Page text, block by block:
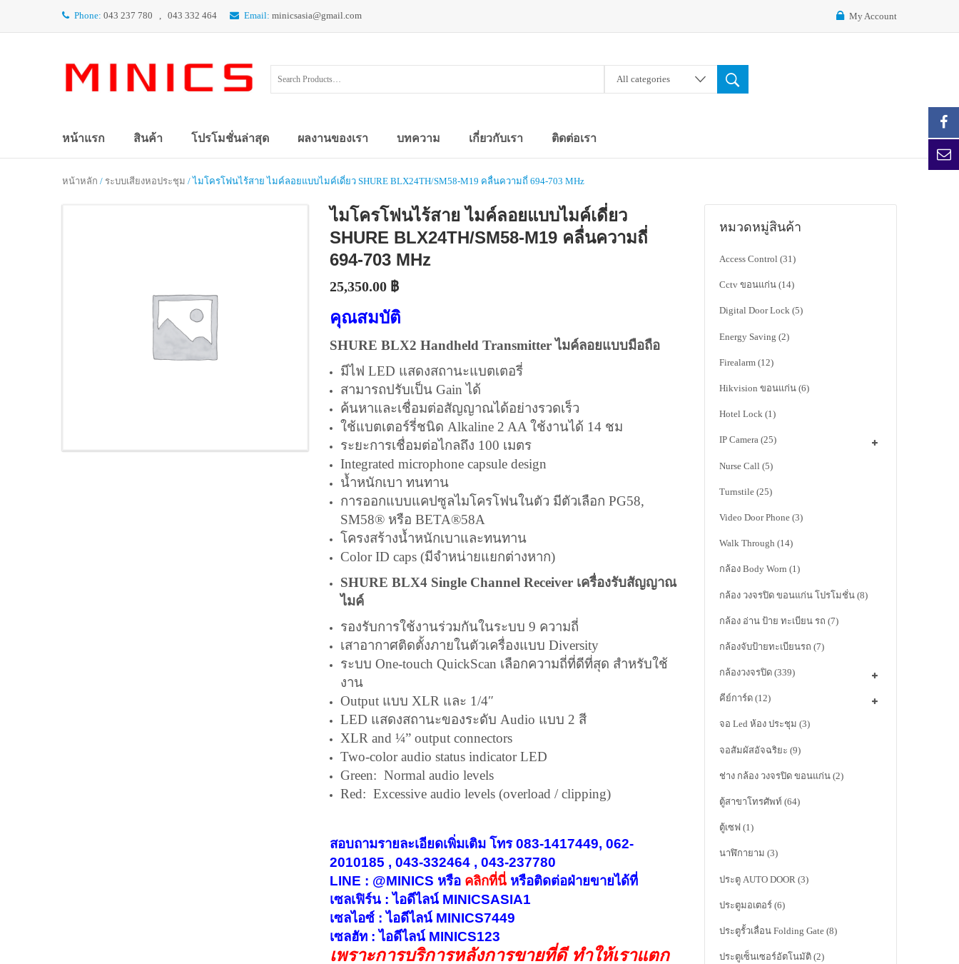
Phone: 043 237 780 , 043 332 464 Email: minicsasia@gmail.com My Account
All categories
หน้าแรก สินค้า โปรโมชั่นล่าสุด ผลงานของเรา บทความ เกี่ยวกับเรา ติดต่อเรา
หน้าหลัก / ระบบเสียงหอประชุม / ไมโครโฟนไร้สาย ไมค์ลอยแบบไมค์เดี่ยว SHURE BLX24TH/SM58-M19 คลื่นความถี่ 694-703 MHz
ไมโครโฟนไร้สาย ไมค์ลอยแบบไมค์เดี่ยว
SHURE BLX24TH/SM58-M19 คลื่นความถี่
694-703 MHz
25,350.00 ฿
คุณสมบัติ
SHURE BLX2 Handheld Transmitter ไมค์ลอยแบบมือถือ
มีไฟ LED แสดงสถานะแบตเตอรี่
สามารถปรับเป็น Gain ได้
ค้นหาและเชื่อมต่อสัญญาณได้อย่างรวดเร็ว
ใช้แบตเตอร์รี่ชนิด Alkaline 2 AA ใช้งานได้ 14 ชม
ระยะการเชื่อมต่อไกลถึง 100 เมตร
Integrated microphone capsule design
น้ำหนักเบา ทนทาน
การออกแบบแคปซูลไมโครโฟนในตัว มีตัวเลือก PG58,
SM58® หรือ BETA®58A
โครงสร้างน้ำหนักเบาและทนทาน
Color ID caps (มีจำหน่ายแยกต่างหาก)
SHURE BLX4 Single Channel Receiver เครื่องรับสัญญาณ
ไมค์
รองรับการใช้งานร่วมกันในระบบ 9 ความถี่
เสาอากาศติดตั้งภายในตัวเครื่องแบบ Diversity
ระบบ One-touch QuickScan เลือกความถี่ที่ดีที่สุด สำหรับใช้
งาน
Output แบบ XLR และ 1/4″
LED แสดงสถานะของระดับ Audio แบบ 2 สี
XLR and ¼” output connectors
Two-color audio status indicator LED
Green: Normal audio levels
Red: Excessive audio levels (overload / clipping)
สอบถามรายละเอียดเพิ่มเติม โทร 083-1417449, 062-
2010185 , 043-332464 , 043-237780
LINE : @MINICS หรือ คลิกที่นี่ หรือติดต่อฝ่ายขายได้ที่
เซลเฟิร์น : ไอดีไลน์ MINICSASIA1
เซลไอซ์ : ไอดีไลน์ MINICS7449
เซลฮัท : ไอดีไลน์ MINICS123
เพราะการบริการหลังการขายที่ดี ทำให้เราแตก
หมวดหมู่สินค้า
Access Control (31)
Cctv ขอนแก่น (14)
Digital Door Lock (5)
Energy Saving (2)
Firealarm (12)
Hikvision ขอนแก่น (6)
Hotel Lock (1)
IP Camera (25)
Nurse Call (5)
Turnstile (25)
Video Door Phone (3)
Walk Through (14)
กล้อง Body Worn (1)
กล้อง วงจรปิด ขอนแก่น โปรโมชั่น (8)
กล้อง อ่าน ป้าย ทะเบียน รถ (7)
กล้องจับป้ายทะเบียนรถ (7)
กล้องวงจรปิด (339)
คีย์การ์ด (12)
จอ Led ห้อง ประชุม (3)
จอสัมผัสอัจฉริยะ (9)
ช่าง กล้อง วงจรปิด ขอนแก่น (2)
ตู้สาขาโทรศัพท์ (64)
ตู้เซฟ (1)
นาฬิกายาม (3)
ประตู AUTO DOOR (3)
ประตูมอเตอร์ (6)
ประตูรั้วเลื่อน Folding Gate (8)
ประตูเซ็นเซอร์อัตโนมัติ (2)